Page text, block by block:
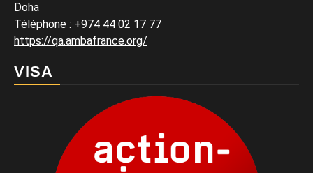
Doha
Téléphone : +974 44 02 17 77
https://qa.ambafrance.org/
VISA